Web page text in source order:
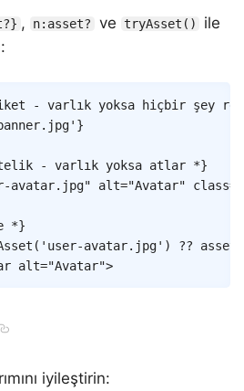
, n:asset? ve tryAsset()
ile
- varlık yoksa hiçbir şey
}
- varlık yoksa atlar *}
avatar.jpg" alt="Avatar" class=
*}
( 'user-avatar.jpg' ) ?? asset
alt="Avatar">
Copy
iyileştirin: